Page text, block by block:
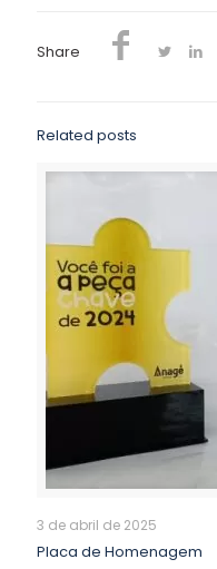
Share
Related posts
3 de abril de 2025
Placa de Homenagem